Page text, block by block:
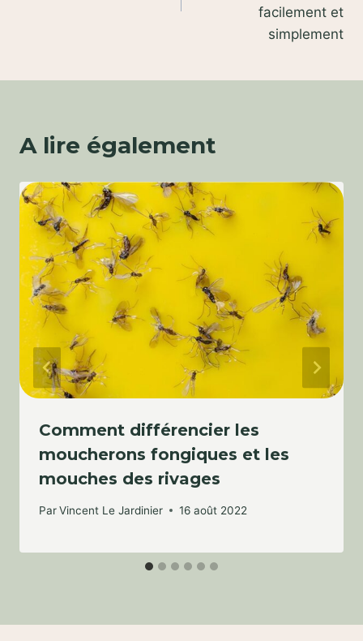
facilement et
simplement
A lire également
Comment différencier les
moucherons fongiques et les
mouches des rivages
ParVincent Le Jardinier 16 août 2022